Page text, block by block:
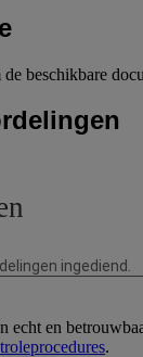
beschikbare
echt en
.